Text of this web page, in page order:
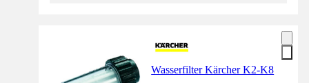
Wasserfilter Kärcher K2-K8